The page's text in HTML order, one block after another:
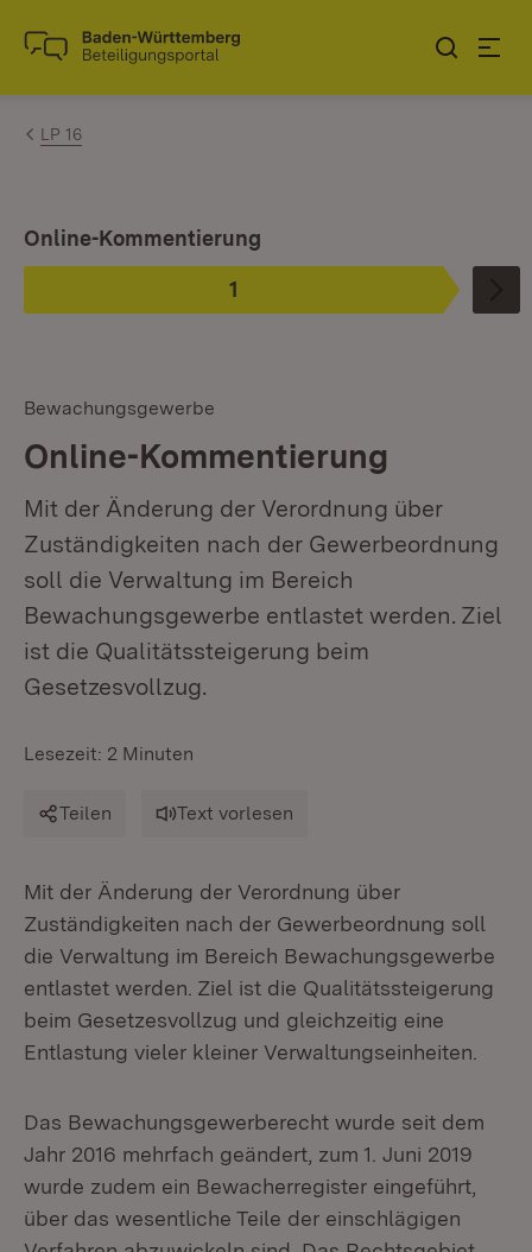
Zum Inhalt springen
Link zur Startseite
LP 16
Phase
1
:
Online-Kommentierung
Bewachungsgewerbe
Online-Kommentierung
Mit der Änderung der Verordnung über
Zuständigkeiten nach der Gewerbeordnung
soll die Verwaltung im Bereich
Bewachungsgewerbe entlastet werden. Ziel
ist die Qualitätssteigerung beim
Gesetzesvollzug.
Lesezeit: 2 Minuten
Teilen Text vorlesen
Mit der Änderung der Verordnung über
Zuständigkeiten nach der Gewerbeordnung soll
die Verwaltung im Bereich Bewachungsgewerbe
entlastet werden. Ziel ist die Qualitätssteigerung
beim Gesetzesvollzug und gleichzeitig eine
Entlastung vieler kleiner Verwaltungseinheiten.
Das Bewachungsgewerberecht wurde seit dem
Jahr 2016 mehrfach geändert, zum 1. Juni 2019
wurde zudem ein Bewacherregister eingeführt,
über das wesentliche Teile der einschlägigen